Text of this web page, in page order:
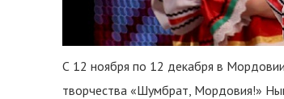
С 12 ноября по 12 декабря в
творчества «Шумбрат, Мордовия!»